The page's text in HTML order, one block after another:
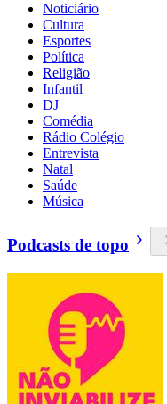
Noticiário
Cultura
Esportes
Política
Religião
Infantil
DJ
Comédia
Rádio Colégio
Entrevista
Natal
Saúde
Música
Podcasts de topo